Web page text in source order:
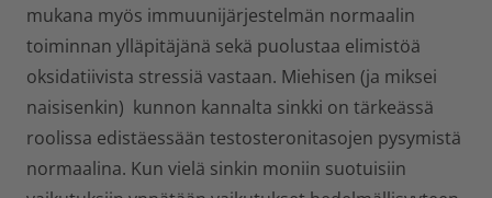
mukana myös immuunijärjestelmän normaalin
toiminnan ylläpitäjänä sekä puolustaa elimistöä
oksidatiivista stressiä vastaan. Miehisen (ja miksei
naisisenkin) kunnon kannalta sinkki on tärkeässä
roolissa edistäessään testosteronitasojen pysymistä
normaalina. Kun vielä sinkin moniin suotuisiin